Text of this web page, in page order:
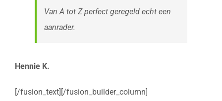
Van A tot Z perfect geregeld echt een
aanrader.
Hennie K.
[/fusion_text][/fusion_builder_column]